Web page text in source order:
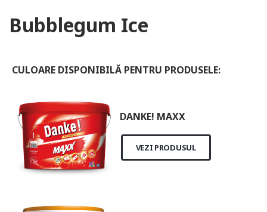
Bubblegum Ice
CULOARE DISPONIBILĂ PENTRU PRODUSELE:
DANKE! MAXX
VEZI PRODUSUL